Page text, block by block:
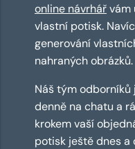
online návrhářvám
vlastní potisk.
generování
nahraných obrázků.
Náš tým odborníků
denně na chatu a
krokem vaší
potisk ještě dnes